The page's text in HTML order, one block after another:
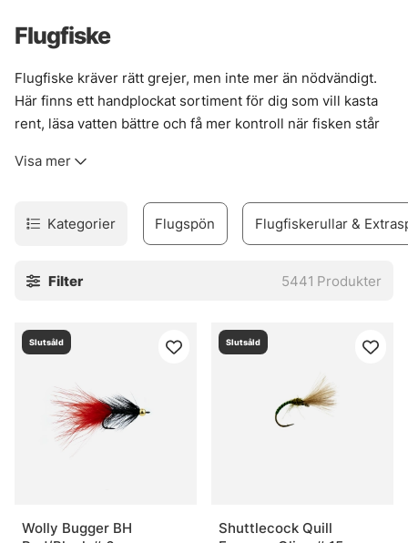
Flugfiske
Flugfiske kräver rätt grejer, men inte mer än nödvändigt.
Här finns ett handplockat sortiment för dig som vill kasta
rent, läsa vatten bättre och få mer kontroll när fisken står
och linor till flugor, flugbindningsmaterial, vadare och set
Urvalet är byggt för verkligt fiske. Inte prydnad. Därför
finns produkter för både erfarna flugfiskare och nybörjare
Vision, Simms, Patagonia, A.Jensen, Sage, RIO, Loop,
levererar när det blir blött, blåsigt och lite stökigt. Sånt
väger tungt.
I webbshoppen och i butiken i Stockholm finns också råd
som faktiskt går att använda vid älven. Och den nya Fly
Shop på Hornsgatan 148 är väl värd ett besök för den som
vill se prylarna på nära håll och känna skillnaden mellan
Visa mer
Kategorier Flugspön Flugfiskerullar &
Filter 5441 Produkter
Slutsåld
Wolly Bugger BH
Slutsåld
Shuttlecock Quill